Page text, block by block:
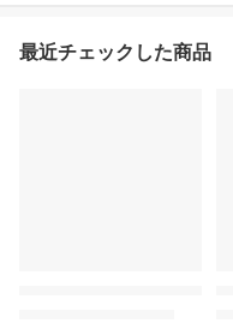
最近チェックした商品